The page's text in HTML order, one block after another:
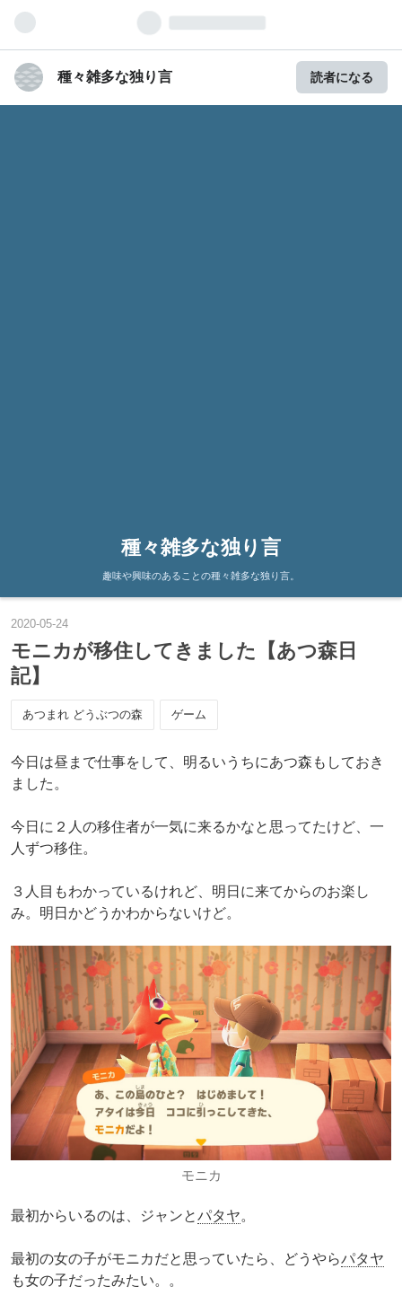
種々雑多な独り言 読者になる
種々雑多な独り言
趣味や興味のあることの種々雑多な独り言。
2020-05-24
モニカが移住してきました【あつ森日
記】
あつまれ どうぶつの森 ゲーム
今日は昼まで仕事をして、明るいうちにあつ森もしておき
ました。
今日に２人の移住者が一気に来るかなと思ってたけど、一
人ずつ移住。
３人目もわかっているけれど、明日に来てからのお楽し
み。明日かどうかわからないけど。
モニカ
最初からいるのは、ジャンとパタヤ。
最初の女の子がモニカだと思っていたら、どうやらパタヤ
も女の子だったみたい。。